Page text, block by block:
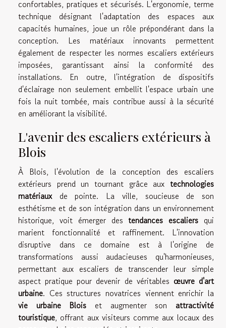
confortables, pratiques et sécurisés. L'ergonomie, terme
technique désignant l'adaptation des espaces aux
capacités humaines, joue un rôle prépondérant dans la
conception. Les matériaux innovants permettent
également de respecter les normes escaliers extérieurs
imposées, garantissant ainsi la conformité des
installations. En outre, l'intégration de dispositifs
d'éclairage non seulement embellit l'espace urbain une
fois la nuit tombée, mais contribue aussi à la sécurité
en améliorant la visibilité.
L'avenir des escaliers extérieurs à
Blois
À Blois, l'évolution de la conception des escaliers
extérieurs prend un tournant grâce aux technologies
matériauxde pointe. La ville, soucieuse de son
esthétisme et de son intégration dans un environnement
historique, voit émerger destendances escaliers qui
marient fonctionnalité et raffinement. L'innovation
disruptive dans ce domaine est à l'origine de
transformations aussi audacieuses qu'harmonieuses,
permettant aux escaliers de transcender leur simple
aspect pratique pour devenir de véritables œuvre d'art
urbaine. Ces structures novatrices viennent enrichir la
vie urbaine Blois et augmenter son attractivité
touristique, offrant aux visiteurs comme aux locaux des